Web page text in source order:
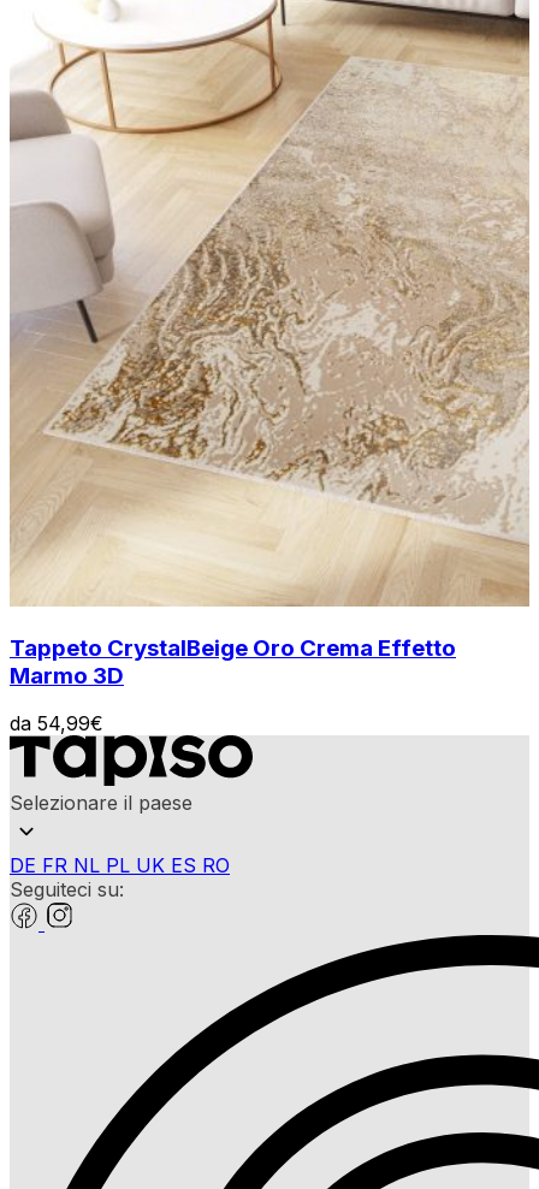
Tappeto CrystalBeige Oro Crema Effetto
Marmo 3D
da 54,99€
Selezionare il paese
DE FR NL PL UK ES RO
Seguiteci su: